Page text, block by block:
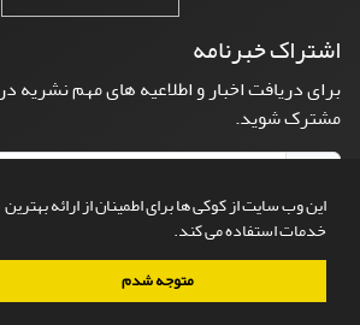
این وب سایت از کوکی ها برای اطمینان از ارائه بهترین
خدمات استفاده می کند.
متوجه شدم
اشتراک خبرنامه
برای دریافت اخبار و اطلاعیه های مهم نشریه
مشترک شوید.